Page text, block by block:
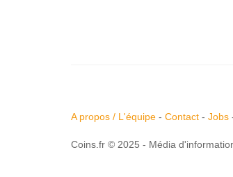
A propos / L'équipe - Contact - Jobs
Coins.fr © 2025 - Média